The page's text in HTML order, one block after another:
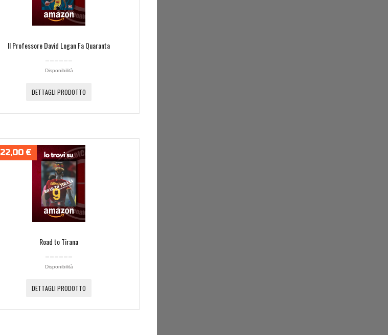
Il Professore David Logan Fa Quaranta
Disponibilità
DETTAGLI PRODOTTO
22,00 €
Road to Tirana
Disponibilità
DETTAGLI PRODOTTO